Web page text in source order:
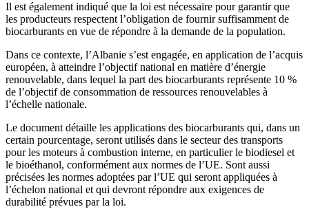
Il est également indiqué que la loi est nécessaire pour garantir que
les producteurs respectent l’obligation de fournir suffisamment de
biocarburants en vue de répondre à la demande de la population.
Dans ce contexte, l’Albanie s’est engagée, en application de l’acquis
européen, à atteindre l’objectif national en matière d’énergie
renouvelable, dans lequel la part des biocarburants représente 10 %
de l’objectif de consommation de ressources renouvelables à
l’échelle nationale.
Le document détaille les applications des biocarburants qui, dans un
certain pourcentage, seront utilisés dans le secteur des transports
pour les moteurs à combustion interne, en particulier le biodiesel et
le bioéthanol, conformément aux normes de l’UE. Sont aussi
précisées les normes adoptées par l’UE qui seront appliquées à
l’échelon national et qui devront répondre aux exigences de
durabilité prévues par la loi.